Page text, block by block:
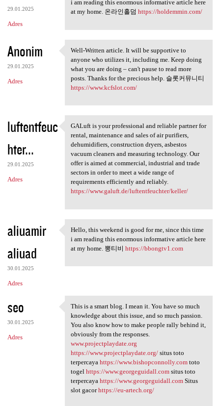
29.01.2025
Adres
i am reading this enormous informative article here
at my home. 온라인홀덤 https://holdemmin.com/
Anonim
29.01.2025
Adres
Well-Written article. It will
Well-Written article. It will be supportive to
anyone who utilizes it, including me. Keep doing
what you are doing – can't pause to read more
posts. Thanks for the precious help. 슬롯커뮤니티
https://www.kcfslot.com/
luftentfeuc
hter...
29.01.2025
Adres
GALuft is your professional
GALuft is your professional and reliable partner for
rental, maintenance and sales of air purifiers,
dehumidifiers, construction dryers, asbestos
vacuum cleaners and measuring technology. Our
offer is aimed at commercial, industrial and trade
sectors in order to meet a wide range of
requirements efficiently and reliably.
https://www.galuft.de/luftentfeuchter/keller/
aliuamir
aliuad
30.01.2025
Adres
Hello, this weekend is good
Hello, this weekend is good for me, since this time
i am reading this enormous informative article here
at my home. 뽕티비 https://bbongtv1.com
seo
30.01.2025
Adres
This is a smart blog. I mean
This is a smart blog. I mean it. You have so much
knowledge about this issue, and so much passion.
You also know how to make people rally behind it,
obviously from the responses.
www.projectplaydate.org
https://www.projectplaydate.org/situs toto
terpercaya https://www.bishopconnolly.comtoto
togel https://www.georgeguidall.comsitus toto
terpercaya https://www.georgeguidall.comSitus
slot gacorhttps://eu-artech.org/